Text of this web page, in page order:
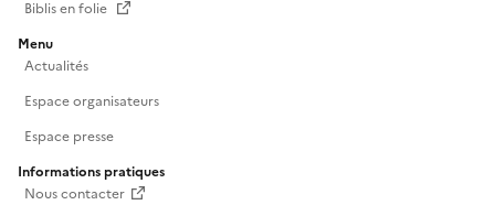
Biblis en folie
Menu
Actualités
Espace organisateurs
Espace presse
Informations pratiques
Nous contacter